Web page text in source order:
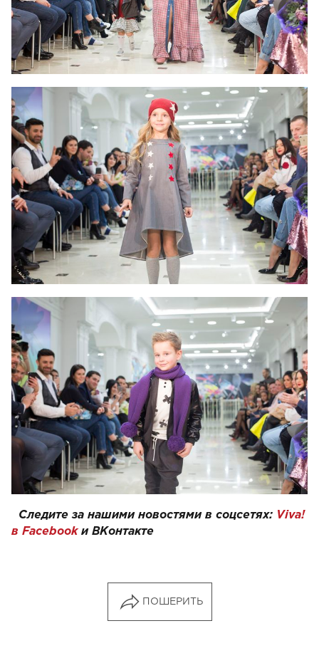
Следите за нашими новостями в соцсетях: Viva!
в Facebookи ВКонтакте
ПОШЕРИТЬ